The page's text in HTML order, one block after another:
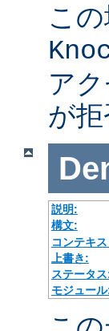
こ
ア
が拒
説明:
構文:
コンテキ
上書き:
ステータ
モジュー